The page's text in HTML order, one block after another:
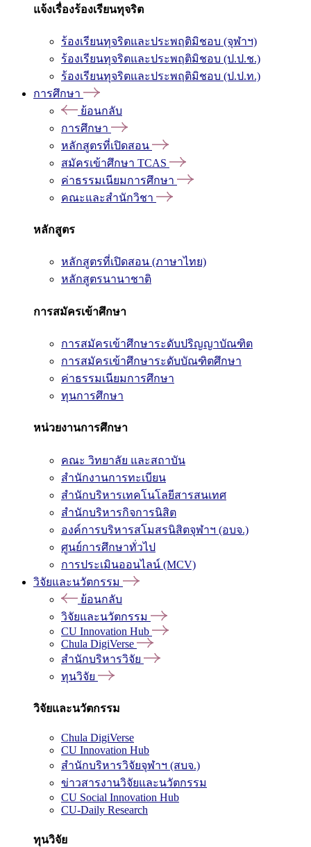
แจ้งเรื่องร้องเรียนทุจริต
ร้องเรียนทุจริตและประพฤติมิชอบ (จุฬาฯ)
ร้องเรียนทุจริตและประพฤติมิชอบ (ป.ป.ช.)
ร้องเรียนทุจริตและประพฤติมิชอบ (ป.ป.ท.)
การศึกษา
ย้อนกลับ
การศึกษา
หลักสูตรที่เปิดสอน
สมัครเข้าศึกษา TCAS
ค่าธรรมเนียมการศึกษา
คณะและสำนักวิชา
หลักสูตร
หลักสูตรที่เปิดสอน (ภาษาไทย)
หลักสูตรนานาชาติ
การสมัครเข้าศึกษา
การสมัครเข้าศึกษาระดับปริญญาบัณฑิต
การสมัครเข้าศึกษาระดับบัณฑิตศึกษา
ค่าธรรมเนียมการศึกษา
ทุนการศึกษา
หน่วยงานการศึกษา
คณะ วิทยาลัย และสถาบัน
สำนักงานการทะเบียน
สำนักบริหารเทคโนโลยีสารสนเทศ
สำนักบริหารกิจการนิสิต
องค์การบริหารสโมสรนิสิตจุฬาฯ (อบจ.)
ศูนย์การศึกษาทั่วไป
การประเมินออนไลน์ (MCV)
วิจัยและนวัตกรรม
ย้อนกลับ
วิจัยและนวัตกรรม
CU Innovation Hub
Chula DigiVerse
สำนักบริหารวิจัย
ทุนวิจัย
วิจัยและนวัตกรรม
Chula DigiVerse
CU Innovation Hub
สำนักบริหารวิจัยจุฬาฯ (สบจ.)
ข่าวสารงานวิจัยและนวัตกรรม
CU Social Innovation Hub
CU-Daily Research
ทุนวิจัย